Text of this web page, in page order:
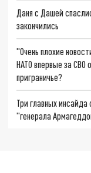
Даня с Дашей
закончились
"Очень плохие
НАТО впервые за СВО
приграничье?
Три главных
"генерала